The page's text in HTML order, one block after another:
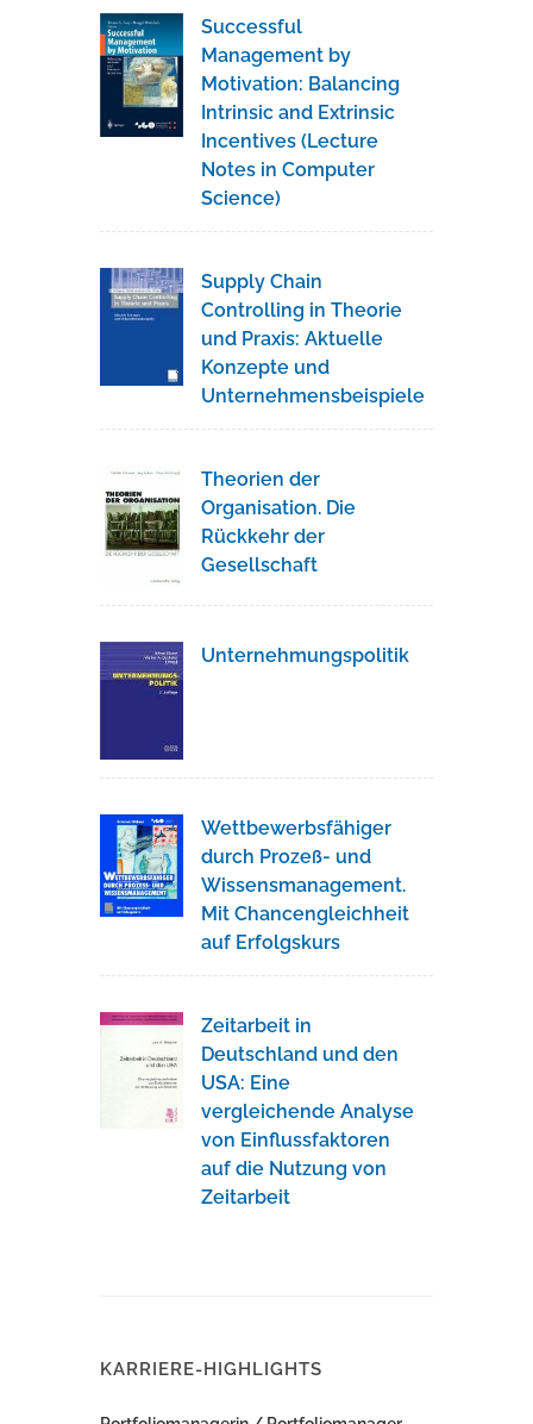
Successful
Management by
Motivation: Balancing
Intrinsic and Extrinsic
Incentives (Lecture
Notes in Computer
Science)
Supply Chain
Controlling in Theorie
und Praxis: Aktuelle
Konzepte und
Unternehmensbeispiele
Theorien der
Organisation. Die
Rückkehr der
Gesellschaft
Unternehmungspolitik
Wettbewerbsfähiger
durch Prozeß- und
Wissensmanagement.
Mit Chancengleichheit
auf Erfolgskurs
Zeitarbeit in
Deutschland und den
USA: Eine
vergleichende Analyse
von Einflussfaktoren
auf die Nutzung von
Zeitarbeit
KARRIERE-HIGHLIGHTS